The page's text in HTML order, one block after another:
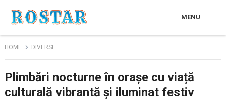
MENU
HOME DIVERSE
Plimbări nocturne în orașe cu viață
culturală vibrantă și iluminat festiv